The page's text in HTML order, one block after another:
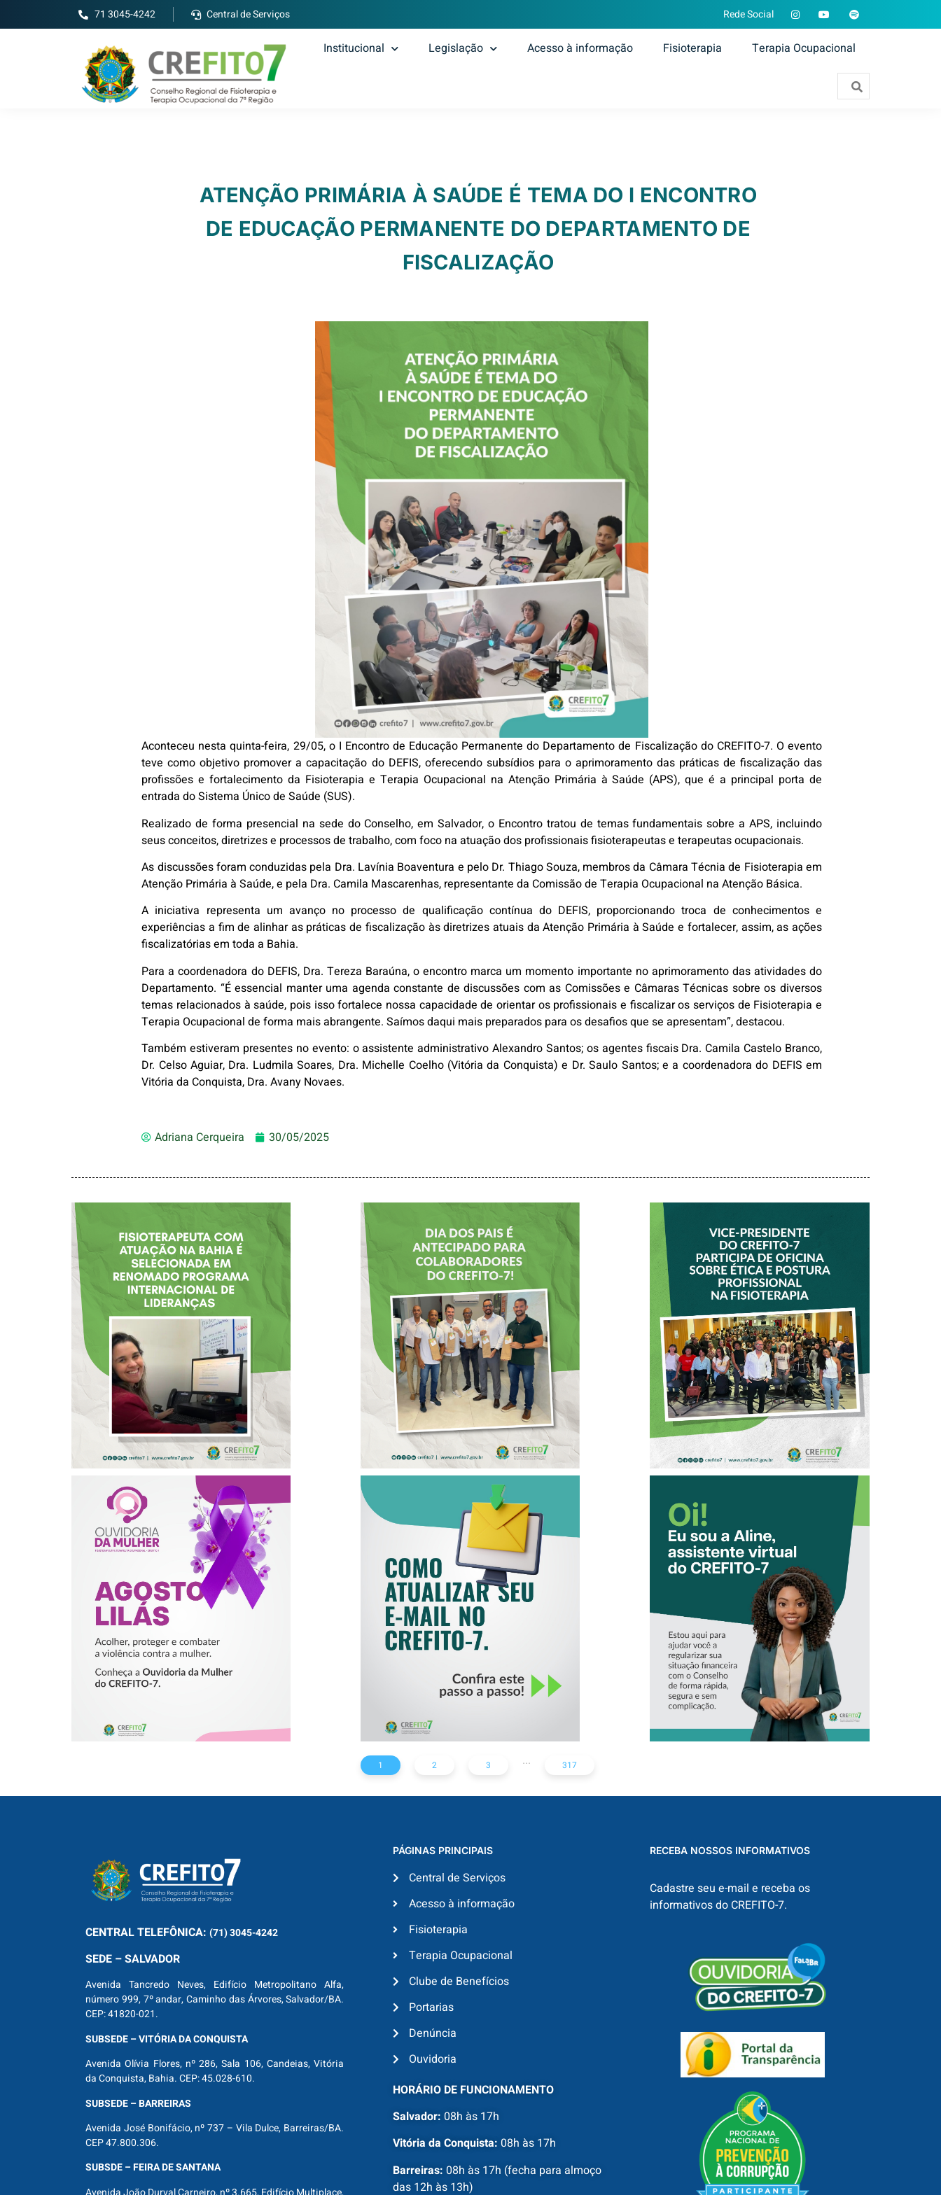
71 3045-4242 Central de Serviços Rede Social
Institucional Legislação Acesso à informação Fisioterapia Terapia Ocupacional
ATENÇÃO PRIMÁRIA À SAÚDE É TEMA DO I ENCONTRO
DE EDUCAÇÃO PERMANENTE DO DEPARTAMENTO DE
FISCALIZAÇÃO
Aconteceu nesta quinta-feira, 29/05, o I Encontro de Educação Permanente do Departamento de Fiscalização do CREFITO-7. O evento
teve como objetivo promover a capacitação do DEFIS, oferecendo subsídios para o aprimoramento das práticas de fiscalização das
profissões e fortalecimento da Fisioterapia e Terapia Ocupacional na Atenção Primária à Saúde (APS), que é a principal porta de
entrada do Sistema Único de Saúde (SUS).
Realizado de forma presencial na sede do Conselho, em Salvador, o Encontro tratou de temas fundamentais sobre a APS, incluindo
seus conceitos, diretrizes e processos de trabalho, com foco na atuação dos profissionais fisioterapeutas e terapeutas ocupacionais.
As discussões foram conduzidas pela Dra. Lavínia Boaventura e pelo Dr. Thiago Souza, membros da Câmara Técnia de Fisioterapia em
Atenção Primária à Saúde, e pela Dra. Camila Mascarenhas, representante da Comissão de Terapia Ocupacional na Atenção Básica.
A iniciativa representa um avanço no processo de qualificação contínua do DEFIS, proporcionando troca de conhecimentos e
experiências a fim de alinhar as práticas de fiscalização às diretrizes atuais da Atenção Primária à Saúde e fortalecer, assim, as ações
fiscalizatórias em toda a Bahia.
Para a coordenadora do DEFIS, Dra. Tereza Baraúna, o encontro marca um momento importante no aprimoramento das atividades do
Departamento. “É essencial manter uma agenda constante de discussões com as Comissões e Câmaras Técnicas sobre os diversos
temas relacionados à saúde, pois isso fortalece nossa capacidade de orientar os profissionais e fiscalizar os serviços de Fisioterapia e
Terapia Ocupacional de forma mais abrangente. Saímos daqui mais preparados para os desafios que se apresentam”, destacou.
Também estiveram presentes no evento: o assistente administrativo Alexandro Santos; os agentes fiscais Dra. Camila Castelo Branco,
Dr. Celso Aguiar, Dra. Ludmila Soares, Dra. Michelle Coelho (Vitória da Conquista) e Dr. Saulo Santos; e a coordenadora do DEFIS em
Vitória da Conquista, Dra. Avany Novaes.
Adriana Cerqueira 30/05/2025
FISIOTERAPEUTA
COM ATUAÇÃO NA
BAHIA É
SELECIONADA EM
RENOMADO
PROGRAMA
INTERNACIONAL
DE LIDERANÇAS
DIA DOS PAIS É
ANTECIPADO
PARA
COLABORADORES
DO CREFITO-7
VICE-PRESIDENTE
DO CREFITO-7
PARTICIPA DE
OFICINA SOBRE
ÉTICA E POSTURA
PROFISSIONAL NA
FISIOTERAPIA
AGOSTO LILÁS –
ACOLHER,
PROTEGER E
COMBATER A
VIOLÊNCIA
CONTRA A
MULHER
COMO ATUALIZAR
SEU E-MAIL NO
CREFITO-7
CONHEÇA A
‘ALINE’,
ASSISTENTE
VIRTUAL DO
CREFITO-7
1 2 3 ... 317
CENTRALTELEFÔNICA: (71) 3045-4242
SEDE – SALVADOR
Avenida Tancredo Neves, Edifício Metropolitano Alfa,
número 999, 7º andar, Caminho das Árvores, Salvador/BA.
CEP: 41820-021.
SUBSEDE – VITÓRIA DA CONQUISTA
Avenida Olívia Flores, nº 286, Sala 106, Candeias, Vitória
da Conquista, Bahia. CEP: 45.028-610.
SUBSEDE – BARREIRAS
Avenida José Bonifácio, nº 737 – Vila Dulce, Barreiras/BA.
CEP 47.800.306.
SUBSDE – FEIRA DE SANTANA
PÁGINAS PRINCIPAIS
Central de Serviços
Acesso à informação
Fisioterapia
Terapia Ocupacional
Clube de Benefícios
Portarias
Denúncia
Ouvidoria
HORÁRIO DE FUNCIONAMENTO
Salvador: 08h às 17h
Vitória da Conquista: 08h às 17h
Barreiras: 08h às 17h (fecha para almoço
das 12h às 13h)
RECEBA NOSSOS INFORMATIVOS
Cadastre seu e-mail e receba os
informativos do CREFITO-7.